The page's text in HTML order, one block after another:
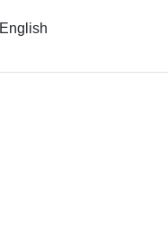
English